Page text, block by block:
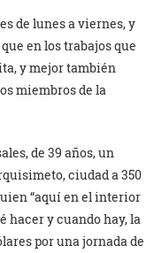
de lunes a viernes, y
en los trabajos que
y mejor también
miembros de la
de 39 años, un
ciudad a 350
“aquí en el interior
hacer y cuando hay, la
por una jornada de